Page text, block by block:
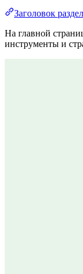
Заголовок
На главной
инструменты и